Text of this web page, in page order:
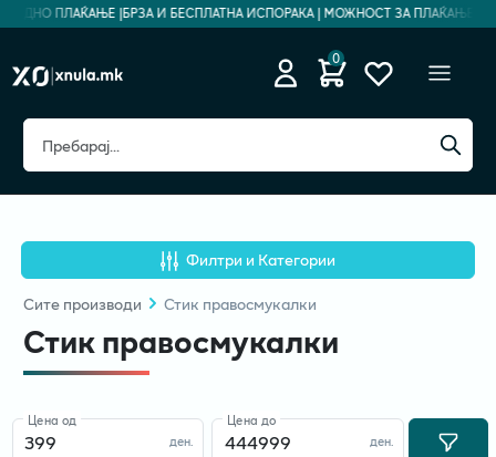
ПЛАЌАЊЕ |БРЗА И БЕСПЛАТНА ИСПОРАКА | МОЖНОСТ ЗА ПЛАЌАЊЕ НА
0
Филтри и Категории
Ситепроизводи Стик правосмукалки
Стик правосмукалки
ден.
Цена од
ден.
Цена до